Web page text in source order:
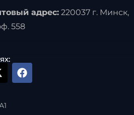
адрес:220037 г. Минск,
558